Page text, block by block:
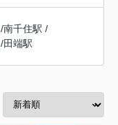
/南千住駅 /
/田端駅